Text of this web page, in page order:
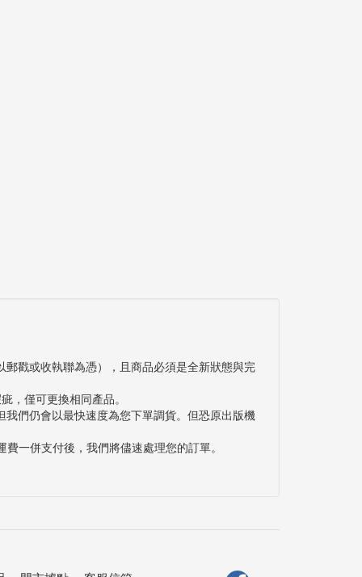
戳或收執聯為憑），且商品必須是全新狀態與完
，僅可更換相同產品。
們仍會以最快速度為您下單調貨。但恐原出版機
一併支付後，我們將儘速處理您的訂單。